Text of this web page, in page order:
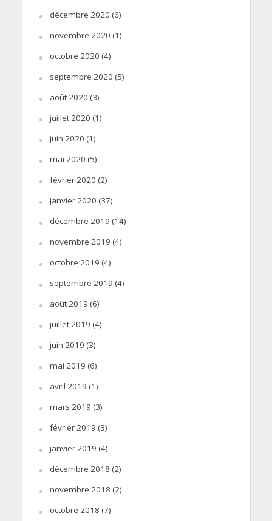
décembre 2020 (6)
novembre 2020 (1)
octobre 2020 (4)
septembre 2020 (5)
août 2020 (3)
juillet 2020 (1)
juin 2020 (1)
mai 2020 (5)
février 2020 (2)
janvier 2020 (37)
décembre 2019 (14)
novembre 2019 (4)
octobre 2019 (4)
septembre 2019 (4)
août 2019 (6)
juillet 2019 (4)
juin 2019 (3)
mai 2019 (6)
avril 2019 (1)
mars 2019 (3)
février 2019 (3)
janvier 2019 (4)
décembre 2018 (2)
novembre 2018 (2)
octobre 2018 (7)